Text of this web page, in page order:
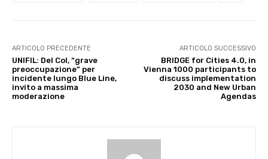
ARTICOLO PRECEDENTE
UNIFIL: Del Col, “grave
preoccupazione” per
incidente lungo Blue Line,
invito a massima
moderazione
ARTICOLO SUCCESSIVO
BRIDGE for Cities 4.0, in
Vienna 1000 participants to
discuss implementation
2030 and New Urban
Agendas